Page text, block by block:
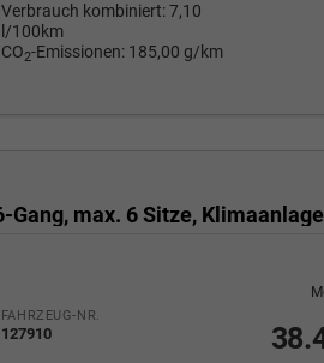
Verbrauch kombiniert:7,10
l/100km
CO2-Emissionen: 185,00 g/km
FAHRZEUG-NR.
127910